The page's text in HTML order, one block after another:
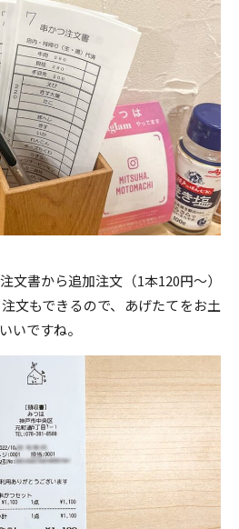
文書から追加注文（1本120円～）
文もできるので、あげたてをお土
いですね。